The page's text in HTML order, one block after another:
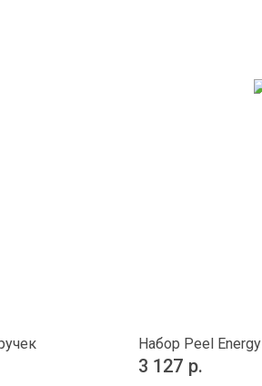
Набор Peel Energy
3 127 р.